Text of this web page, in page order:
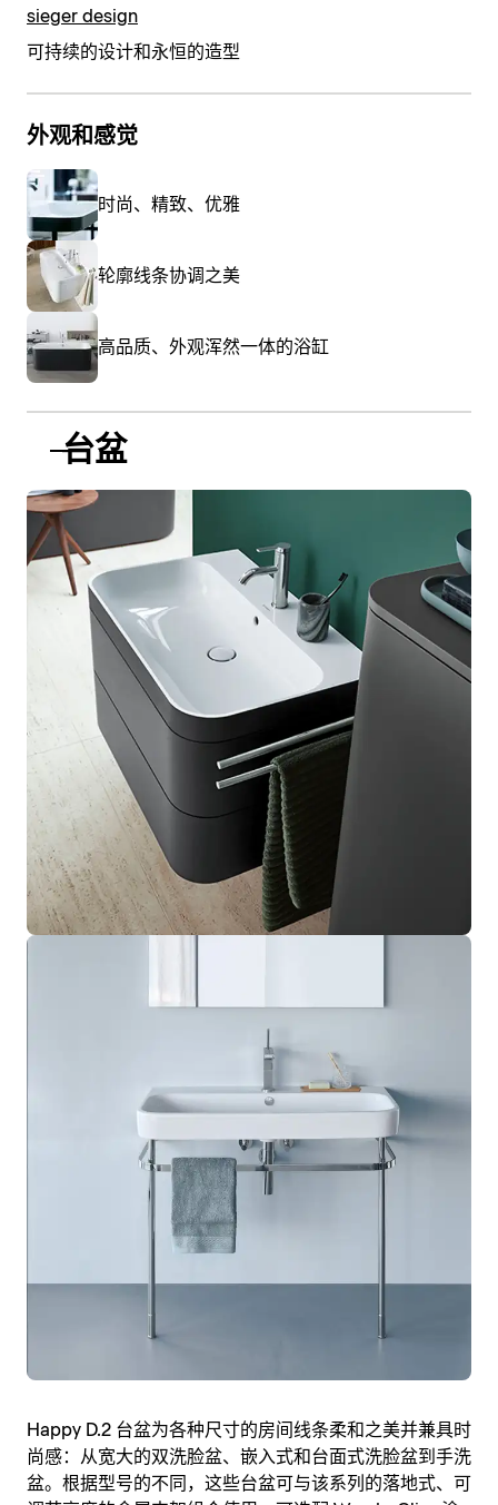
sieger design
可持续的设计和永恒的造型
外观和感觉
时尚、精致、优雅
轮廓线条协调之美
高品质、外观浑然一体的浴缸
台盆
Happy D.2 台盆为各种尺寸的房间线条柔和之美并兼具时
尚感：从宽大的双洗脸盆、嵌入式和台面式洗脸盆到手洗
盆。根据型号的不同，这些台盆可与该系列的落地式、可